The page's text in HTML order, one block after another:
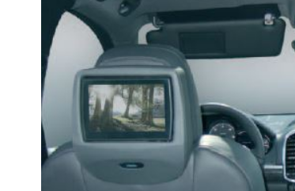
@ Greenberg
Lex Douze
Partner bij